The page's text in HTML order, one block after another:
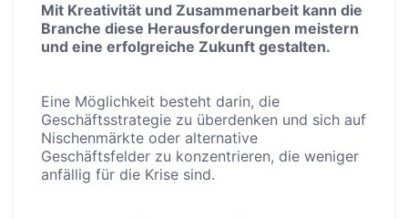
Mit Kreativität und Zusammenarbeit kann die
Branche diese Herausforderungen meistern
und eine erfolgreiche Zukunft gestalten.
Eine Möglichkeit besteht darin, die
Geschäftsstrategie zu überdenken und sich auf
Nischenmärkte oder alternative
Geschäftsfelder zu konzentrieren, die weniger
anfällig für die Krise sind.